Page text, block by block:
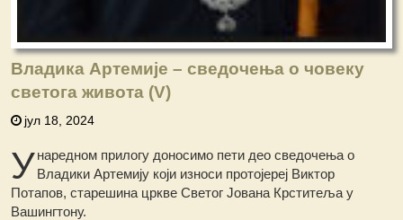
Владика Артемије – сведочења о човеку
светога живота (V)
јул 18, 2024
Унаредном прилогу доносимo пети део сведочењa о
Владики Артемију који износи протојереј Виктор
Потапов, старешина цркве Светог Јована Крститеља у
Вашингтону.